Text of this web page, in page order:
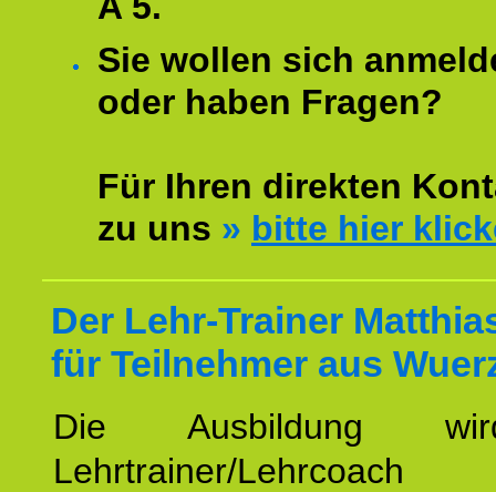
Sie wollen sich
oder haben Fragen?
Für Ihren direkten
zu uns » bitte hier
Der Lehr-Trainer
für Teilnehmer aus
Die Ausbildung
Lehrtrainer/Lehrcoach